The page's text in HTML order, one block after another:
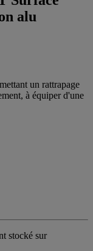
alu
un rattrapage
à équiper d'une
stocké sur